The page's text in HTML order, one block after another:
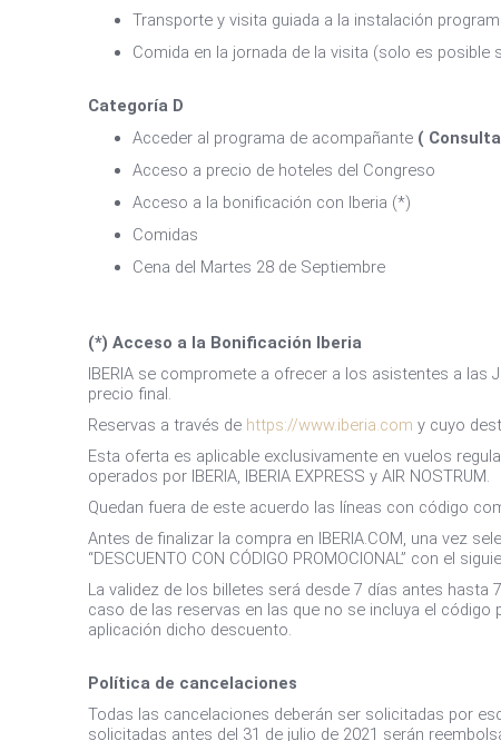
Transporte y visita guiada a la instalación
Comida en la jornada de la visita (solo es posible
Categoría D
Acceder al programa de acompañante (
Acceso a precio de hoteles del Congreso
Acceso a la bonificación con Iberia (*)
Comidas
Cena del Martes 28 de Septiembre
(*) Acceso a la Bonificación Iberia
IBERIA se compromete a ofrecer a los asistentes a las
precio final.
Reservas a través de https://www.iberia.com y cuyo
Esta oferta es aplicable exclusivamente en vuelos
operados por IBERIA, IBERIA EXPRESS y AIR NOSTRUM.
Quedan fuera de este acuerdo las líneas con código
Antes de finalizar la compra en IBERIA.COM, una vez
“DESCUENTO CON CÓDIGO PROMOCIONAL” con el
La validez de los billetes será desde 7 días antes hasta
caso de las reservas en las que no se incluya el
aplicación dicho descuento.
Política de cancelaciones
Todas las cancelaciones deberán ser solicitadas por
solicitadas antes del 31 de julio de 2021 serán